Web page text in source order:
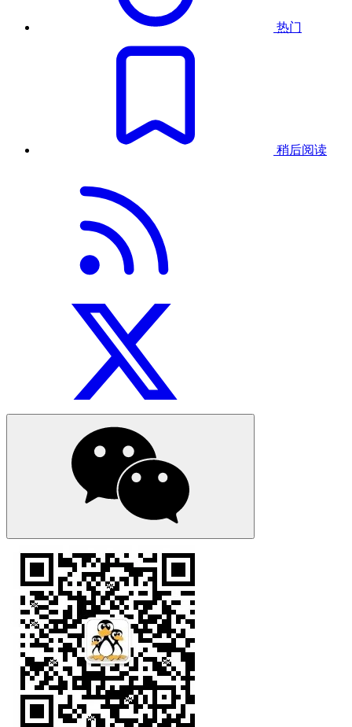
热门
稍后阅读